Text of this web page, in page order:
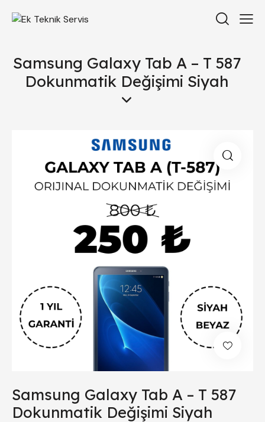
Samsung Galaxy Tab A – T 587
Dokunmatik Değişimi Siyah
Samsung Galaxy Tab A – T 587
Dokunmatik Değişimi Siyah